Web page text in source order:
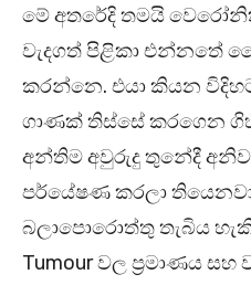
මේ අතරේදි තමයි
වැදගත් පිළිකා එන්නතේ
කරන්නෙ. එයා කියන
ගාණක් තිස්සේ කරගෙන
අන්තිම අවුරුදු තුනේදී
පර්යේෂණ කරලා
බලාපොරොත්තු තැබිය
Tumour වල ප්‍රමාණය සහ